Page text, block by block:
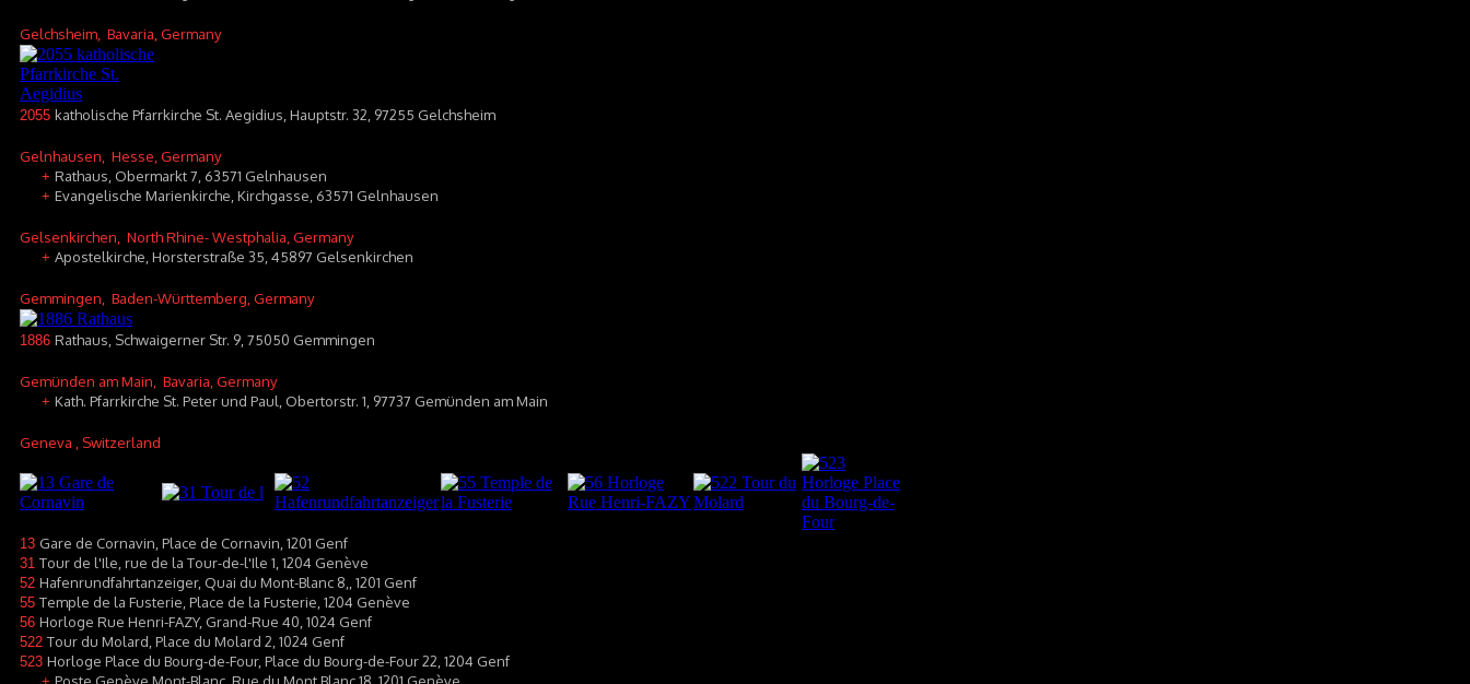
Gelchsheim , Bavaria, Germany
2055 katholische Pfarrkirche St. Aegidius, Hauptstr. 32, 97255 Gelchsheim
Gelnhausen , Hesse, Germany
+ Rathaus, Obermarkt 7, 63571 Gelnhausen
+ Evangelische Marienkirche, Kirchgasse, 63571 Gelnhausen
Gelsenkirchen , North Rhine- Westphalia, Germany
+ Apostelkirche, Horsterstraße 35, 45897 Gelsenkirchen
Gemmingen , Baden-Württemberg, Germany
1886 Rathaus, Schwaigerner Str. 9, 75050 Gemmingen
Gemünden am Main , Bavaria, Germany
+ Kath. Pfarrkirche St. Peter und Paul, Obertorstr. 1, 97737 Gemünden am Main
Geneva , Switzerland
13 Gare de Cornavin, Place de Cornavin, 1201 Genf
31 Tour de l'Ile, rue de la Tour-de-l'Ile 1, 1204 Genève
52 Hafenrundfahrtanzeiger, Quai du Mont-Blanc 8,, 1201 Genf
55 Temple de la Fusterie, Place de la Fusterie, 1204 Genève
56 Horloge Rue Henri-FAZY, Grand-Rue 40, 1024 Genf
522 Tour du Molard, Place du Molard 2, 1024 Genf
523 Horloge Place du Bourg-de-Four, Place du Bourg-de-Four 22, 1204 Genf